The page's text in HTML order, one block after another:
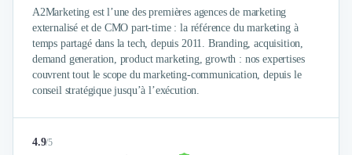
Data Marketing
Logiciel Marketing
Logiciel Commercial
Expertise Comptable
Droit des Affaires
A2Marketing est l’une des premières agences de marketing
externalisé et de CMO part-time : la référence du marketing à
temps partagé dans la tech, depuis 2011. Branding, acquisition,
demand generation, product marketing, growth : nos expertises
couvrent tout le scope du marketing-communication, depuis le
conseil stratégique jusqu’à l’exécution.
4.9/5